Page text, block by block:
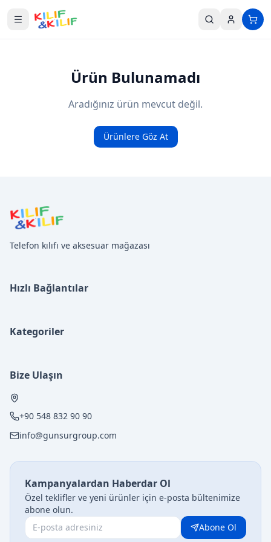
Ürün Bulunamadı
Aradığınız ürün mevcut değil.
Ürünlere Göz At
Telefon kılıfı ve aksesuar mağazası
Hızlı Bağlantılar
Kategoriler
Bize Ulaşın
+90 548 832 90 90
info@gunsurgroup.com
Kampanyalardan Haberdar Ol
Özel teklifler ve yeni ürünler için e-posta bültenimize
abone olun.
Abone Ol